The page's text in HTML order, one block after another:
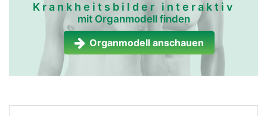
Krankheitsbilder interaktiv
mit Organmodell finden
Organmodell anschauen